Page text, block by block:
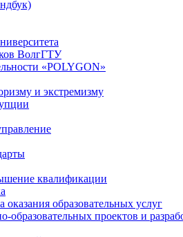
ВолгГТУ
«POLYGON»
и экстремизму
квалификации
оказания образовательных услуг
образовательных проектов и